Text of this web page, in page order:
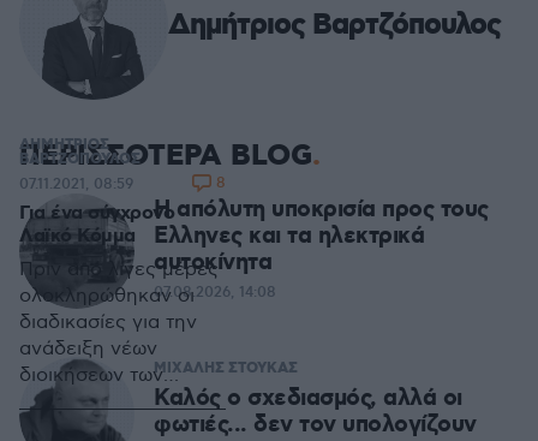
Δημήτριος Βαρτζόπουλος
ΠΕΡΙΣΣΟΤΕΡΑ BLOG
Η απόλυτη υποκρισία προς τους
Ελληνες και τα ηλεκτρικά
αυτοκίνητα
07.08.2026, 14:08
ΜΙΧΑΛΗΣ ΣΤΟΥΚΑΣ
Καλός ο σχεδιασμός, αλλά οι
φωτιές... δεν τον υπολογίζουν
ΔΗΜΗΤΡΙΟΣ
ΒΑΡΤΖΟΠΟΥΛΟΣ
Για ένα σύγχρονο
Λαϊκό Κόμμα
Πριν από λίγες μέρες
ολοκληρώθηκαν οι
διαδικασίες για την
ανάδειξη νέων
διοικήσεων των
τοπικών οργανώσεων
εν όψει του 14ου
07.11.2021, 08:59 8